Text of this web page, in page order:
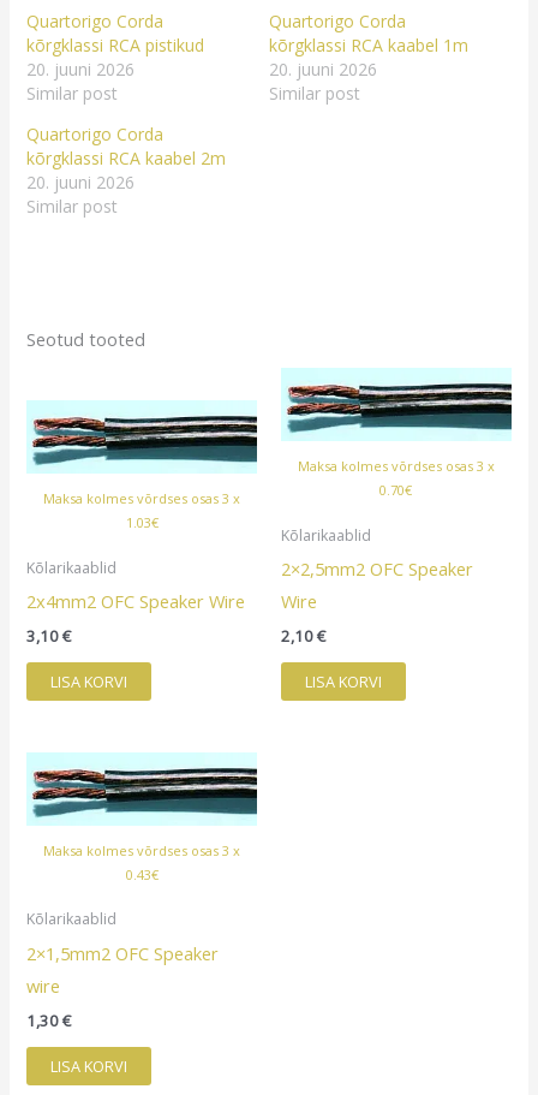
Quartorigo Corda
kõrgklassi RCA pistikud
20. juuni 2026
Similar post
Quartorigo Corda
kõrgklassi RCA kaabel 1m
20. juuni 2026
Similar post
Quartorigo Corda
kõrgklassi RCA kaabel 2m
20. juuni 2026
Similar post
Seotud tooted
Maksa kolmes võrdses osas 3 x
1.03€
Kõlarikaablid
2x4mm2 OFC Speaker Wire
3,10€
LISA KORVI
Maksa kolmes võrdses osas 3 x
0.70€
Kõlarikaablid
2×2,5mm2 OFC Speaker
Wire
2,10€
LISA KORVI
Maksa kolmes võrdses osas 3 x
0.43€
Kõlarikaablid
2×1,5mm2 OFC Speaker
wire
1,30€
LISA KORVI